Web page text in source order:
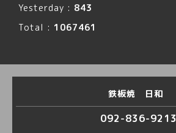
Yesterday : 843
Total : 1067461
鉄板焼 日和
092-836-9213